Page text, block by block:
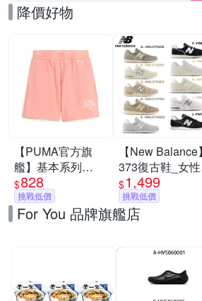
降價好物
【PUMA官方旗
艦】基本系列
Puma Class
Washed 5吋短褲
女性 68503518
$828
挑戰低價
【New Balance】
373復古鞋_女
多款任選_Y購/網
路獨家
$1,499
挑戰低價
For You 品牌旗艦店